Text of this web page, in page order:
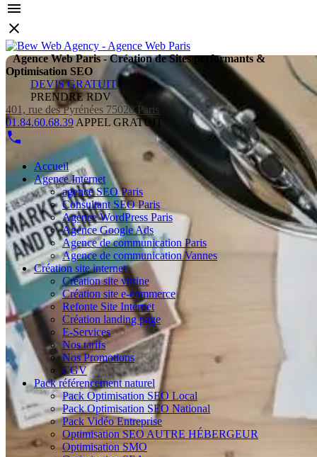
Agence Web Paris - Création de Sites performants &
Optimisation SEO
DEVIS GRATUIT
PRENDRE RDV
401, rue des Pyrénées 75020 Paris
01.84.60.68.39 APPEL GRATUIT
Accueil
Agence Internet
agence SEO Paris
Consultant SEO Paris
Agence WordPress Paris
Agence Google Ads
Agence de communication Paris
Agence de communication Vannes
Création site internet
Création site vitrine
Création site e-commerce
Refonte Site Internet
Création landing page
E-Services
Nos tarifs
Nos Promotions
CGV
Pack référencement naturel
Pack Optimisation SEO Local
Pack Optimisation SEO National
Pack Vidéo Entreprise
Optimisation SEO AUTRE HÉBERGEUR
Optimisation SMO